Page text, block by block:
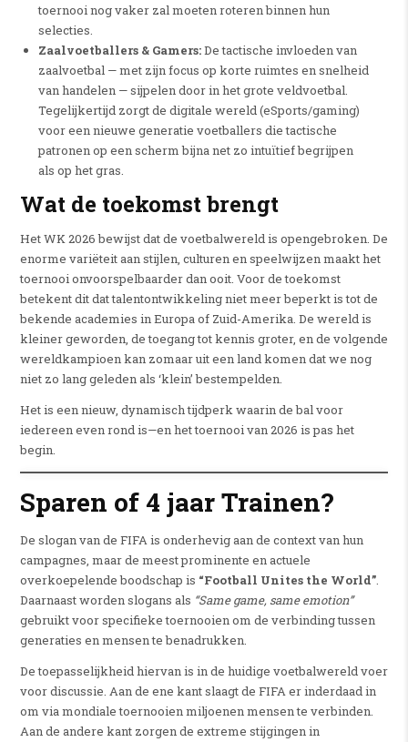
toernooi nog vaker zal moeten roteren binnen hun
selecties.
Zaalvoetballers & Gamers:De tactische invloeden van
zaalvoetbal — met zijn focus op korte ruimtes en snelheid
van handelen — sijpelen door in het grote veldvoetbal.
Tegelijkertijd zorgt de digitale wereld (eSports/gaming)
voor een nieuwe generatie voetballers die tactische
patronen op een scherm bijna net zo intuïtief begrijpen
als op het gras.
Wat de toekomst brengt
Het WK 2026 bewijst dat de voetbalwereld is opengebroken. De
enorme variëteit aan stijlen, culturen en speelwijzen maakt het
toernooi onvoorspelbaarder dan ooit. Voor de toekomst
betekent dit dat talentontwikkeling niet meer beperkt is tot de
bekende academies in Europa of Zuid-Amerika. De wereld is
kleiner geworden, de toegang tot kennis groter, en de volgende
wereldkampioen kan zomaar uit een land komen dat we nog
niet zo lang geleden als ‘klein’ bestempelden.
Het is een nieuw, dynamisch tijdperk waarin de bal voor
iedereen even rond is—en het toernooi van 2026 is pas het
begin.
Sparen of 4 jaar Trainen?
De slogan van de FIFA is onderhevig aan de context van hun
campagnes, maar de meest prominente en actuele
overkoepelende boodschap is “Football Unites the World”.
Daarnaast worden slogans als “Same game, same emotion”
gebruikt voor specifieke toernooien om de verbinding tussen
generaties en mensen te benadrukken.
De toepasselijkheid hiervan is in de huidige voetbalwereld voer
voor discussie. Aan de ene kant slaagt de FIFA er inderdaad in
om via mondiale toernooien miljoenen mensen te verbinden.
Aan de andere kant zorgen de extreme stijgingen in